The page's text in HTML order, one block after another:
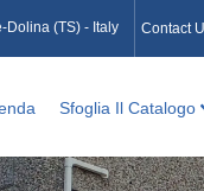
Dolina (TS) - Italy Contact
Sfoglia Il Catalogo